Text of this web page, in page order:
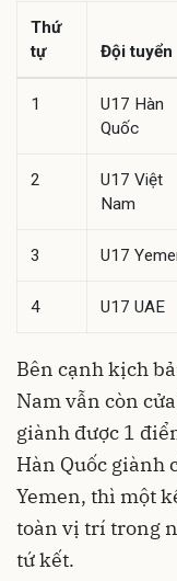
Thứ
tự
Đội tuyển
1
U17 Hàn
Quốc
2
U17 Việt
Nam
3 U17
4 U17 UAE
Bên cạnh kịch
Nam vẫn còn
giành được 1
Hàn Quốc giành
Yemen, thì một
toàn vị trí trong
tứ kết.